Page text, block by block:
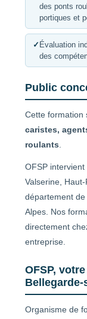
des ponts
portiques et
✓ Évaluation
des
Public
Cette formation
caristes,
roulants
OFSP
Valserine,
département de
Alpes. Nos
directement
entreprise.
OFSP,
Organisme de